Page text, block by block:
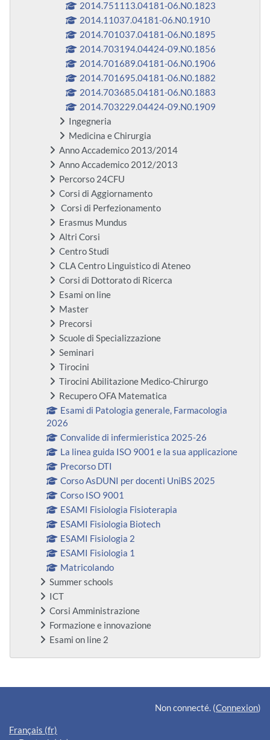
2014.751113.04181-06.N0.1823
2014.11037.04181-06.N0.1910
2014.701037.04181-06.N0.1895
2014.703194.04424-09.N0.1856
2014.701689.04181-06.N0.1906
2014.701695.04181-06.N0.1882
2014.703685.04181-06.N0.1883
2014.703229.04424-09.N0.1909
Ingegneria
Medicina e Chirurgia
Anno Accademico 2013/2014
Anno Accademico 2012/2013
Percorso 24CFU
Corsi di Aggiornamento
Corsi di Perfezionamento
Erasmus Mundus
Altri Corsi
Centro Studi
CLA Centro Linguistico di Ateneo
Corsi di Dottorato di Ricerca
Esami on line
Master
Precorsi
Scuole di Specializzazione
Seminari
Tirocini
Tirocini Abilitazione Medico-Chirurgo
Recupero OFA Matematica
Esami di Patologia generale, Farmacologia
2026
Convalide di infermieristica 2025-26
La linea guida ISO 9001 e la sua applicazione
Precorso DTI
Corso AsDUNI per docenti UniBS 2025
Corso ISO 9001
ESAMI Fisiologia Fisioterapia
ESAMI Fisiologia Biotech
ESAMI Fisiologia 2
ESAMI Fisiologia 1
Matricolando
Summer schools
ICT
Corsi Amministrazione
Formazione e innovazione
Esami on line 2
Blocs supplémentaires
Non connecté. (Connexion)
Français ‎(fr)‎